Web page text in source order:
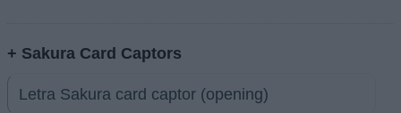
+ Sakura Card Captors
Letra Sakura card captor (opening)